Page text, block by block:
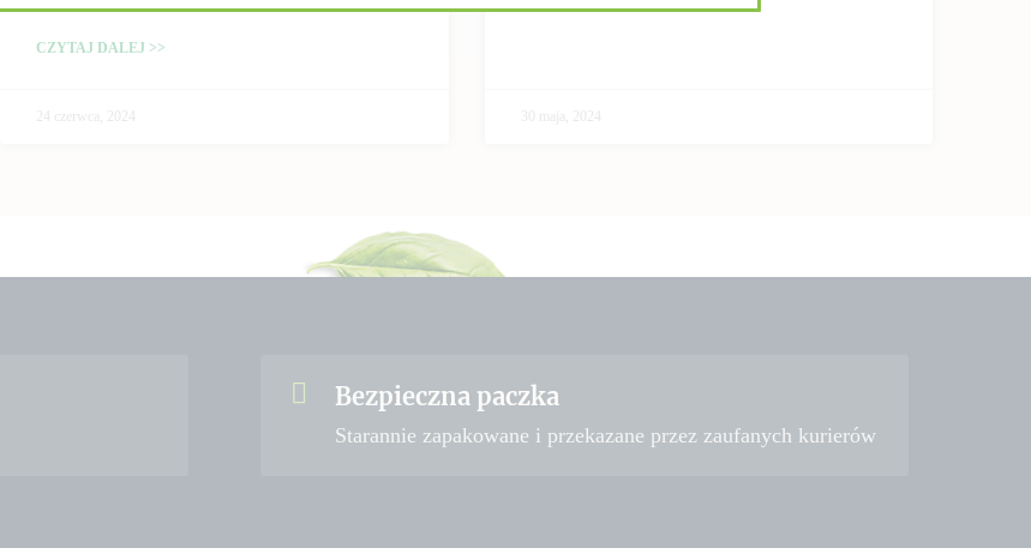
CZYTAJ DALEJ >>
24 czerwca, 2024 30 maja, 2024
Bezpieczna paczka
Starannie zapakowane i przekazane przez zaufanych kurierów